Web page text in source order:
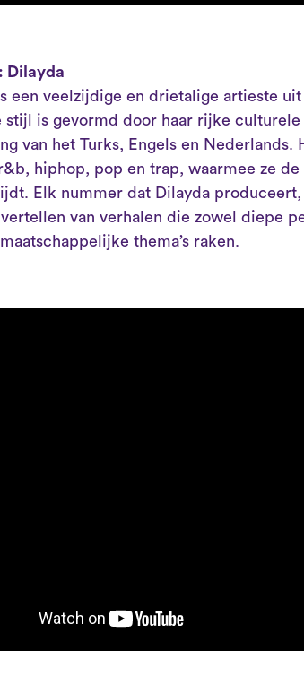
Dilayda
een veelzijdige en drietalige artieste
stijl is gevormd door haar rijke
van het Turks, Engels en
hiphop, pop en trap, waarmee ze
Elk nummer dat Dilayda
van verhalen die zowel diepe
thema’s raken.